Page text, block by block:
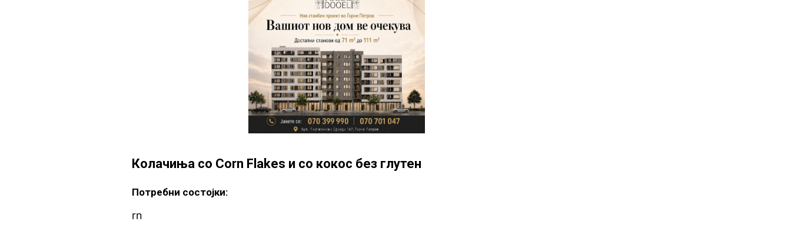
Колачиња со Corn Flakes и со кокос без глутен
Потребни состојки:
rn